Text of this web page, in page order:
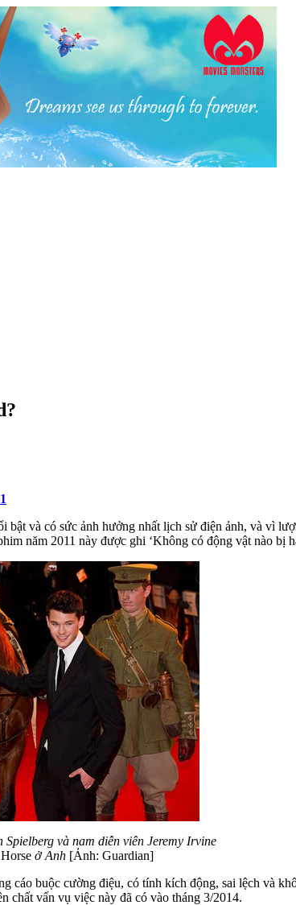
và có sức ảnh hưởng nhất lịch sử điện ảnh, và vì
năm 2011 này được ghi ‘Không có động vật nào bị
Spielberg và nam diễn viên Jeremy Irvine
ở Anh[Ảnh: Guardian]
buộc cường điệu, có tính kích động, sai lệch và
chất vấn vụ việc này đã có vào tháng 3/2014.